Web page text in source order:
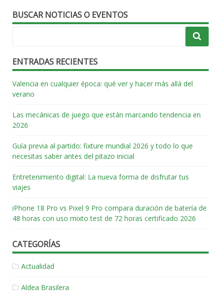
BUSCAR NOTICIAS O EVENTOS
ENTRADAS RECIENTES
Valencia en cualquier época: qué ver y hacer más allá del
verano
Las mecánicas de juego que están marcando tendencia en
2026
Guía previa al partido: fixture mundial 2026 y todo lo que
necesitas saber antes del pitazo inicial
Entretenimiento digital: La nueva forma de disfrutar tus
viajes
iPhone 18 Pro vs Pixel 9 Pro compara duración de batería de
48 horas con uso mixto test de 72 horas certificado 2026
CATEGORÍAS
Actualidad
Aldea Brasilera